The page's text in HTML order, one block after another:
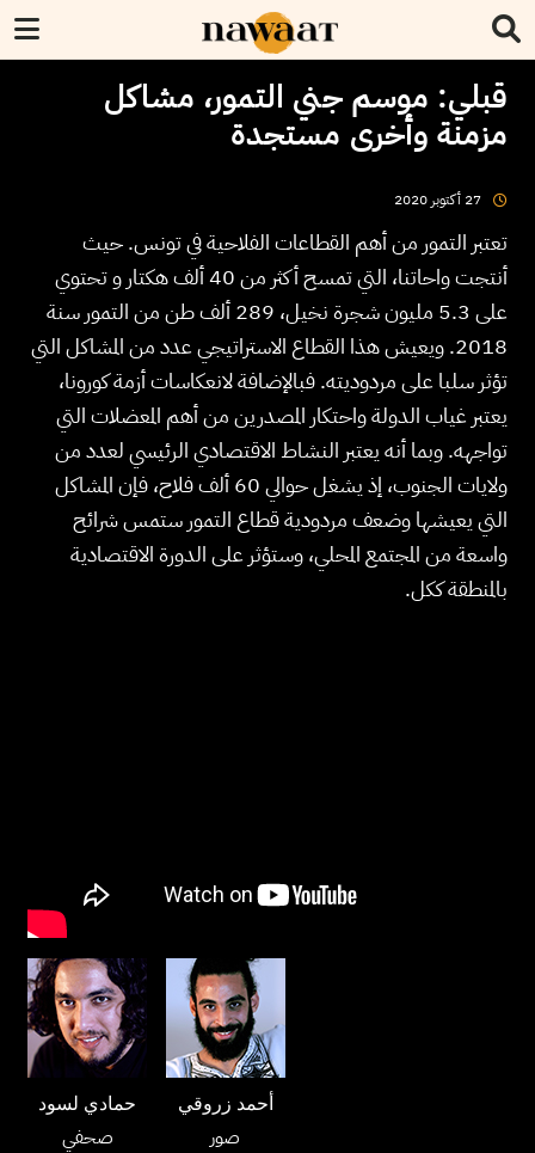
قبلي: موسم جني التمور، مشاكل
مزمنة وأخرى مستجدة
27 أكتوبر 2020
تعتبر التمور من أهم القطاعات الفلاحية في تونس. حيث
أنتجت واحاتنا، التي تمسح أكثر من 40 ألف هكتار و تحتوي
على 5.3 مليون شجرة نخيل، 289 ألف طن من التمور سنة
2018. ويعيش هذا القطاع الاستراتيجي عدد من المشاكل التي
تؤثر سلبا على مردوديته. فبالإضافة لانعكاسات أزمة كورونا،
يعتبر غياب الدولة واحتكار المصدرين من أهم المعضلات التي
تواجهه. وبما أنه يعتبر النشاط الاقتصادي الرئيسي لعدد من
ولايات الجنوب، إذ يشغل حوالي 60 ألف فلاح، فإن المشاكل
التي يعيشها وضعف مردودية قطاع التمور ستمس شرائح
واسعة من المجتمع المحلي، وستؤثر على الدورة الاقتصادية
بالمنطقة ككل.
حمادي لسود
صحفي
أحمد زروقي
صور